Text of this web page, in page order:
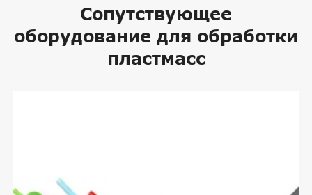
Сопутствующее
оборудование для обработки
пластмасс